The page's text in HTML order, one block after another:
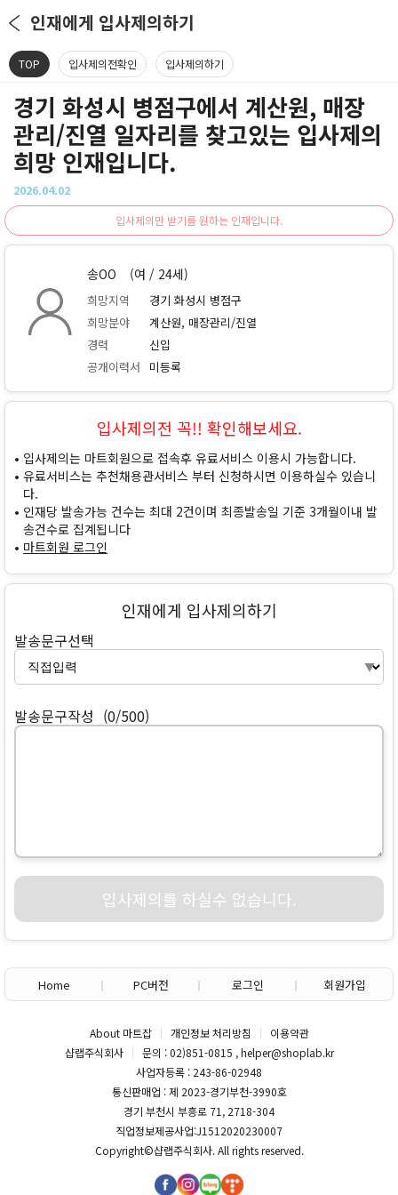
인재에게 입사제의하기
TOP 입사제의전확인 입사제의하기
경기 화성시 병점구에서 계산원, 매장
관리/진열 일자리를 찾고있는 입사제의
희망 인재입니다.
2026.04.02
입사제의만 받기를 원하는 인재입니다.
송OO (여 / 24세)
희망지역
경기 화성시 병점구
희망분야
계산원, 매장관리/진열
경력
신입
공개이력서
미등록
입사제의전 꼭!! 확인해보세요.
입사제의는 마트회원으로 접속후 유료서비스 이용시 가능합니다.
유료서비스는 추천채용관서비스 부터 신청하시면 이용하실수 있습니
다.
인재당 발송가능 건수는 최대 2건이며 최종발송일 기준 3개월이내 발
송건수로 집계됩니다
마트회원 로그인
인재에게 입사제의하기
발송문구선택
발송문구작성 (0/500)
입사제의를 하실수 없습니다.
Home PC버전 로그인 회원가입
About 마트잡 개인정보 처리방침
이용약관
샵랩주식회사
문의 : 02)851-0815 , helper@shoplab.kr
사업자등록 : 243-86-02948
통신판매업 : 제 2023-경기부천-3990호
경기 부천시 부흥로 71, 2718-304
직업정보제공사업:J1512020230007
Copyright©샵랩주식회사. All rights reserved.